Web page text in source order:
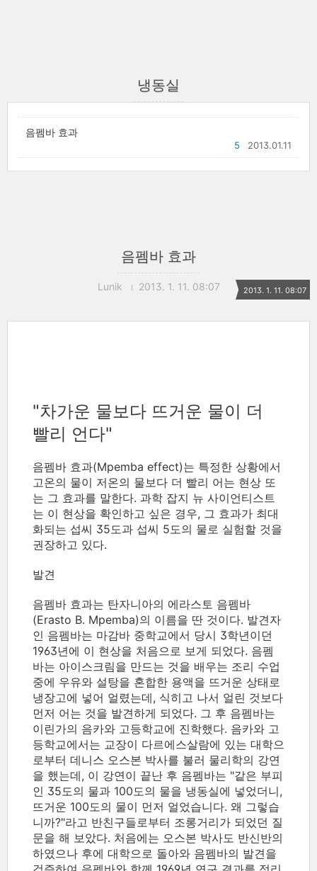
냉동실
음펨바 효과
2013.01.11
5
음펨바 효과
Lunik 2013. 1. 11. 08:07 2013. 1. 11. 08:07
"차가운 물보다 뜨거운 물이 더
빨리 언다"
음펨바 효과(Mpemba effect)는 특정한 상황에서
고온의 물이 저온의 물보다 더 빨리 어는 현상 또
는 그 효과를 말한다. 과학 잡지 뉴 사이언티스트
는 이 현상을 확인하고 싶은 경우, 그 효과가 최대
화되는 섭씨 35도과 섭씨 5도의 물로 실험할 것을
권장하고 있다.
발견
음펨바 효과는 탄자니아의 에라스토 음펨바
(Erasto B. Mpemba)의 이름을 딴 것이다. 발견자
인 음펨바는 마감바 중학교에서 당시 3학년이던
1963년에 이 현상을 처음으로 보게 되었다. 음펨
바는 아이스크림을 만드는 것을 배우는 조리 수업
중에 우유와 설탕을 혼합한 용액을 뜨거운 상태로
냉장고에 넣어 얼렸는데, 식히고 나서 얼린 것보다
먼저 어는 것을 발견하게 되었다. 그 후 음펨바는
이린가의 음카와 고등학교에 진학했다. 음카와 고
등학교에서는 교장이 다르에스살람에 있는 대학으
로부터 데니스 오스본 박사를 불러 물리학의 강연
을 했는데, 이 강연이 끝난 후 음펨바는 "같은 부피
인 35도의 물과 100도의 물을 냉동실에 넣었더니,
뜨거운 100도의 물이 먼저 얼었습니다. 왜 그렇습
니까?"라고 반친구들로부터 조롱거리가 되었던 질
문을 해 보았다. 처음에는 오스본 박사도 반신반의
하였으나 후에 대학으로 돌아와 음펨바의 발견을